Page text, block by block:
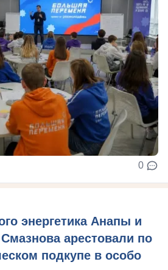
0
энергетика Анапы и
арестовали по
подкупе в особо